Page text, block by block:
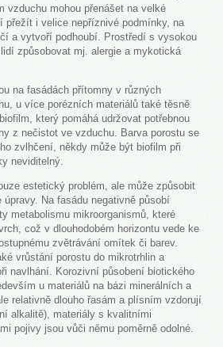
vzduchu mohou přenášet na velké
přežít i velice nepříznivé podmínky, na
a vytvoří podhoubí. Prostředí s vysokou
způsobovat mj. alergie a mykotická
na fasádách přítomny v různých
u více porézních materiálů také těsně
který pomáhá udržovat potřebnou
z nečistot ve vzduchu. Barva porostu se
zvlhčení, někdy může být biofilm při
neviditelný.
estetický problém, ale může způsobit
úpravy. Na fasádu negativně působí
metabolismu mikroorganismů, které
což v dlouhodobém horizontu vede ke
zvětrávání omítek či barev.
vrůstání porostu do mikrotrhlin a
navlhání. Korozivní působení biotického
u materiálů na bázi minerálních a
relativně dlouho řasám a plísním vzdorují
alkalitě), materiály s kvalitními
pojivy jsou vůči němu poměrně odolné.